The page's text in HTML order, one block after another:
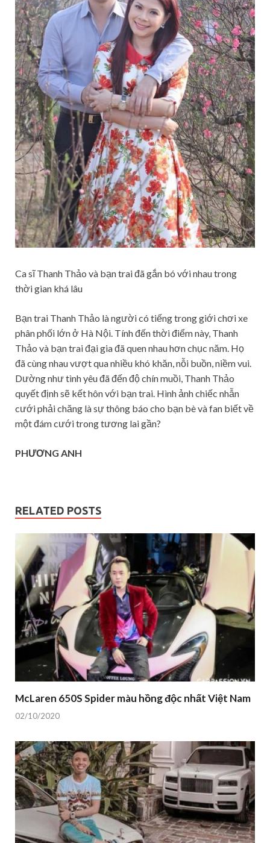
Ca sĩ Thanh Thảo và bạn trai đã gắn bó với nhau trong
thời gian khá lâu
Bạn trai Thanh Thảo là người có tiếng trong giới chơi xe
phân phối lớn ở Hà Nội. Tính đến thời điểm này, Thanh
Thảo và bạn trai đại gia đã quen nhau hơn chục năm. Họ
đã cùng nhau vượt qua nhiều khó khăn, nỗi buồn, niềm vui.
Dường như tình yêu đã đến độ chín muồi, Thanh Thảo
quyết định sẽ kết hôn với bạn trai. Hình ảnh chiếc nhẫn
cưới phải chăng là sự thông báo cho bạn bè và fan biết về
một đám cưới trong tương lai gần?
PHƯƠNG ANH
RELATED POSTS
McLaren 650S Spider màu hồng độc nhất Việt Nam
02/10/2020